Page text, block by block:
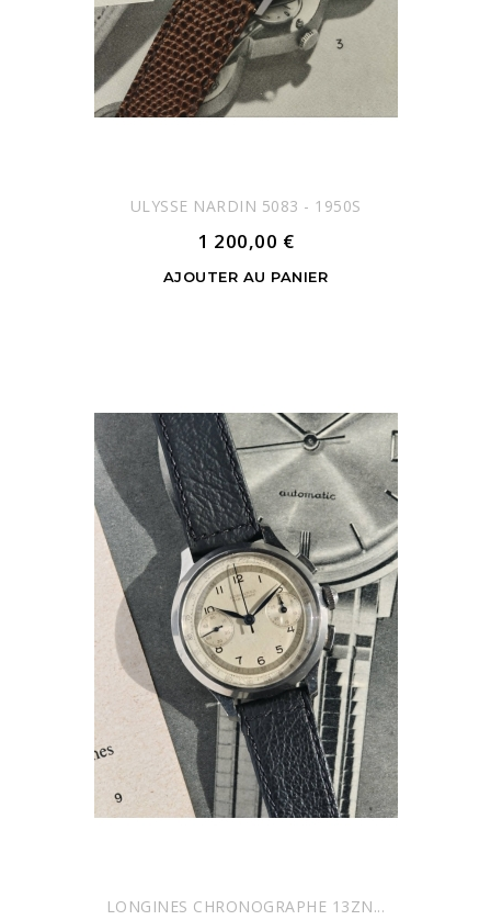
ULYSSE NARDIN 5083 - 1950S
1 200,00 €
AJOUTER AU PANIER
LONGINES CHRONOGRAPHE 13ZN...